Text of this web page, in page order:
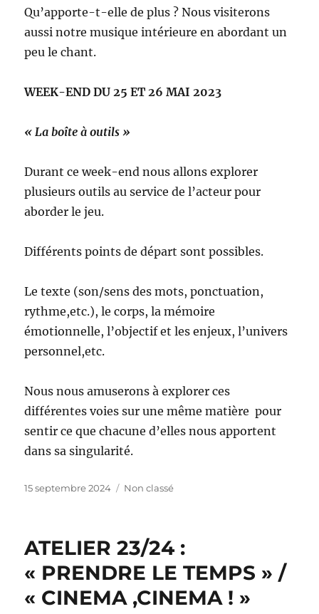
Qu’apporte-t-elle de plus ? Nous visiterons
aussi notre musique intérieure en abordant un
peu le chant.
WEEK-END DU 25 ET 26 MAI 2023
« La boîte à outils »
Durant ce week-end nous allons explorer
plusieurs outils au service de l’acteur pour
aborder le jeu.
Différents points de départ sont possibles.
Le texte (son/sens des mots, ponctuation,
rythme,etc.), le corps, la mémoire
émotionnelle, l’objectif et les enjeux, l’univers
personnel,etc.
Nous nous amuserons à explorer ces
différentes voies sur une même matière pour
sentir ce que chacune d’elles nous apportent
dans sa singularité.
Publié
15 septembre 2024 Catégories
Non classé
ATELIER 23/24 :
« PRENDRE LE TEMPS » /
« CINEMA ,CINEMA ! »